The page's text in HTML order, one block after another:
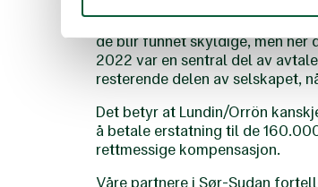
Svensk påtalemyndighet
de blir funnet skyldige, men her
2022 var en sentral del av
resterende delen av selskapet,
Det betyr at Lundin/Orrön
å betale erstatning til de
rettmessige kompensasjon.
Våre partnere i Sør-Sudan